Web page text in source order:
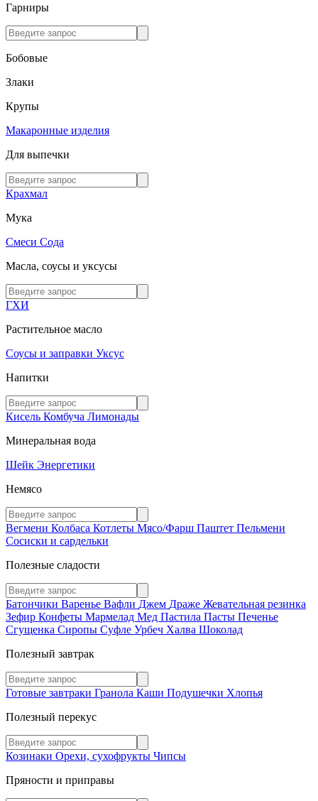
Гарниры
Бобовые
Злаки
Крупы
Макаронные изделия
Для выпечки
Крахмал
Мука
Смеси Сода
Масла, соусы и уксусы
ГХИ
Растительное масло
Соусы и заправки Уксус
Напитки
Кисель Комбуча Лимонады
Минеральная вода
Шейк Энергетики
Немясо
Вегмени Колбаса Котлеты Мясо/Фарш Паштет Пельмени
Сосиски и сардельки
Полезные сладости
Батончики Варенье Вафли Джем Драже Жевательная резинка
Зефир Конфеты Мармелад Мед Пастила Пасты Печенье
Сгущенка Сиропы Суфле Урбеч Халва Шоколад
Полезный завтрак
Готовые завтраки Гранола Каши Подушечки Хлопья
Полезный перекус
Козинаки Орехи, сухофрукты Чипсы
Пряности и приправы